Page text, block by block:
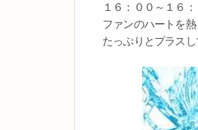
１６：００～１６
ファンのハートを
たっぷりとプラス